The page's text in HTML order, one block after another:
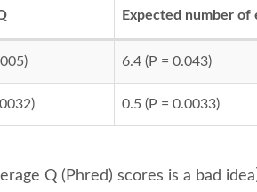
Expected number of
6.4 (P = 0.043)
0.5 (P = 0.0033)
Q (Phred) scores is a bad idea